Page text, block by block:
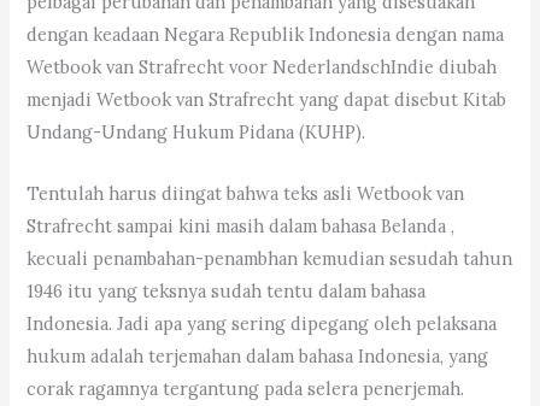
dengan keadaan Negara Republik Indonesia dengan nama
Wetbook van Strafrecht voor NederlandschIndie diubah
menjadi Wetbook van Strafrecht yang dapat disebut Kitab
Undang-Undang Hukum Pidana (KUHP).
Tentulah harus diingat bahwa teks asli Wetbook van
Strafrecht sampai kini masih dalam bahasa Belanda ,
kecuali penambahan-penambhan kemudian sesudah tahun
1946 itu yang teksnya sudah tentu dalam bahasa
Indonesia. Jadi apa yang sering dipegang oleh pelaksana
hukum adalah terjemahan dalam bahasa Indonesia, yang
corak ragamnya tergantung pada selera penerjemah.